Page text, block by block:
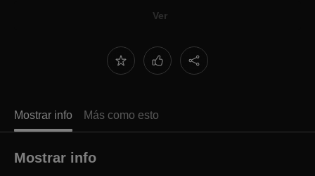
Ver
Mostrar info Más como esto
Mostrar info